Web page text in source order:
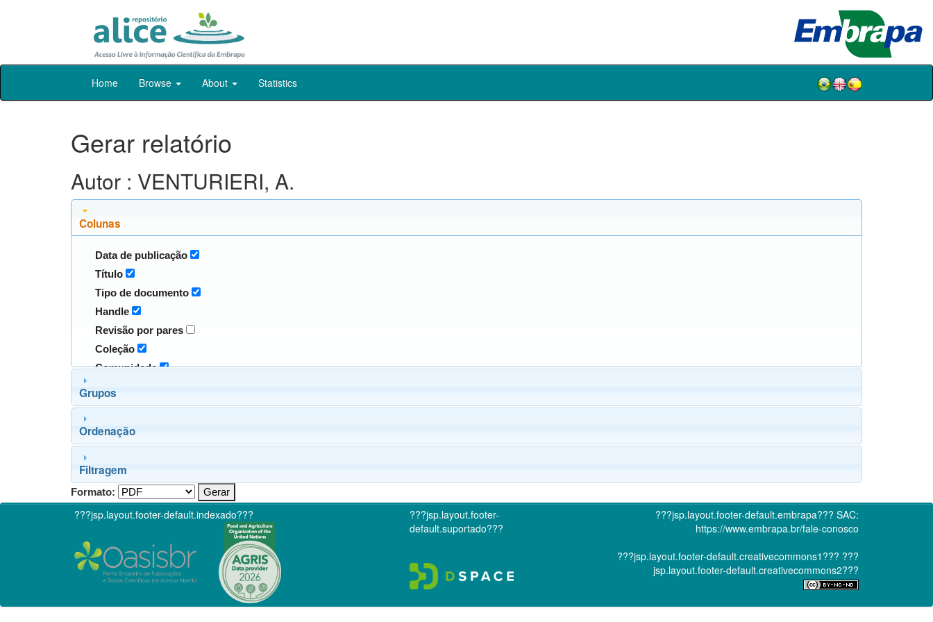
Skip
Home Browse About Statistics
Gerar relatório
Autor : VENTURIERI, A.
Colunas
Data de publicação
Título
Tipo de documento
Handle
Revisão por pares
Coleção
Comunidade
Grupos
Ordenação
Filtragem
Formato:
???jsp.layout.footer-default.indexado???
???jsp.layout.footer-
default.suportado???
???jsp.layout.footer-default.embrapa??? SAC:
https://www.embrapa.br/fale-conosco
???jsp.layout.footer-default.creativecommons1??? ???
jsp.layout.footer-default.creativecommons2???